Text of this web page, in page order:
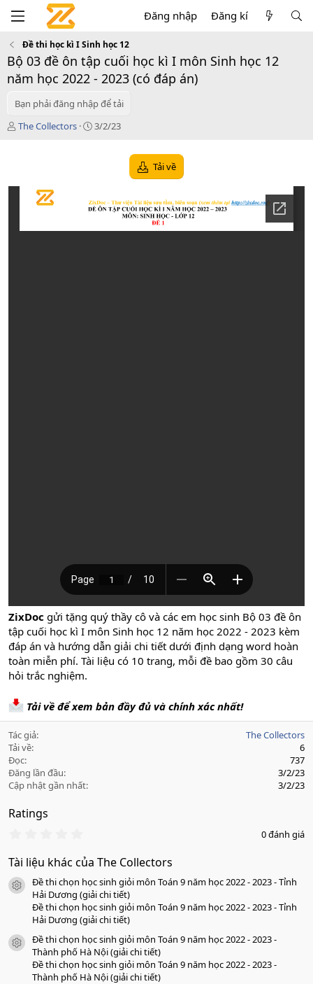
Đăng nhập Đăng kí
Đề thi học kì I Sinh học 12
Bộ 03 đề ôn tập cuối học kì I môn Sinh học 12
năm học 2022 - 2023 (có đáp án)
Bạn phải đăng nhập để tải
T
ả
The Collectors
C
o
n
3/2/23
Tải về
ZixDoc gửi tặng quý thầy cô và các em học sinh Bộ 03 đề ôn
tập cuối học kì I môn Sinh học 12 năm học 2022 - 2023 kèm
đáp án và hướng dẫn giải chi tiết dưới định dạng word hoàn
toàn miễn phí. Tài liệu có 10 trang, mỗi đề bao gồm 30 câu
hỏi trắc nghiệm.
Tải về để xem bản đầy đủ và chính xác nhất!
Tác giả
The Collectors
Tải về
6
Đọc
737
Đăng lần đầu
3/2/23
Cập nhật gần nhất
3/2/23
Ratings
0
0
a
o
0 đánh giá
Tài liệu khác của The Collectors
icon tài liệu
Đề thi chọn học sinh giỏi môn Toán 9 năm học 2022 - 2023 - Tỉnh
Hải Dương (giải chi tiết)
Đề thi chọn học sinh giỏi môn Toán 9 năm học 2022 - 2023 - Tỉnh
Hải Dương (giải chi tiết)
icon tài liệu
Đề thi chọn học sinh giỏi môn Toán 9 năm học 2022 - 2023 -
Thành phố Hà Nội (giải chi tiết)
Đề thi chọn học sinh giỏi môn Toán 9 năm học 2022 - 2023 -
Thành phố Hà Nội (giải chi tiết)